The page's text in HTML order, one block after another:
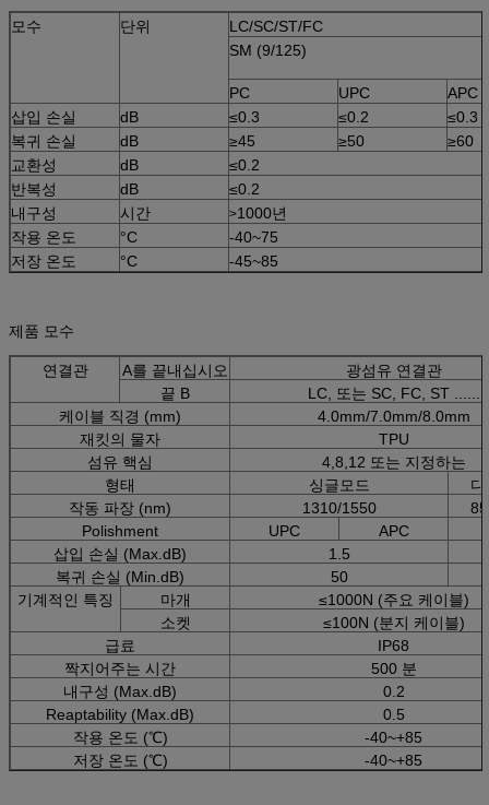
모수 단위
LC/SC/ST/FC
SM (9/125)
PC UPC
APC
삽입 손실
dB ≤0.3 ≤0.2
≤0.3
복귀 손실
dB ≥45 ≥50
≥60
교환성
dB
≤0.2
반복성
dB
≤0.2
내구성
시간 >1000년
작용 온도
°C
-40~75
저장 온도
°C -45~85
제품 모수
연결관 A를 끝내십시오
광섬유 연결관
끝 B
LC, 또는 SC, FC, ST ......
케이블 직경 (mm)
4.0mm/7.0mm/8.0mm
재킷의 물자
TPU
섬유 핵심
4,8,12 또는 지정하는
형태
싱글모드
작동 파장 (nm)
1310/1550
Polishment
UPC APC
삽입 손실 (Max.dB)
1.5
복귀 손실 (Min.dB)
50
기계적인 특징
마개
≤1000N (주요 케이블)
소켓
≤100N (분지 케이블)
급료
IP68
짝지어주는 시간
500 분
내구성 (Max.dB)
0.2
Reaptability (Max.dB)
0.5
작용 온도 (℃)
-40~+85
저장 온도 (℃)
-40~+85